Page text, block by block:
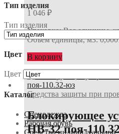
1 046 ₽
Упаковка: Вес единицы,
Объем единицы, м3:
В корзину
Средства защиты при
Блокирующее
НВ-32 поя-
Тип изделия
Тип изделия
Цвет
Цвет
Каталог
Спецодежда
Рабочая обувь
Средства